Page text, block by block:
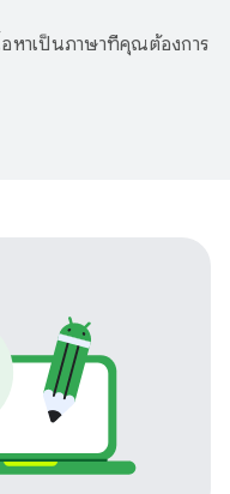
หาเป็นภาษาที่คุณต้องการ